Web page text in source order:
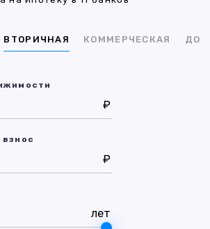
ВТОРИЧНАЯ КОММЕРЧЕСКАЯ ДОМ
₽
₽
лет